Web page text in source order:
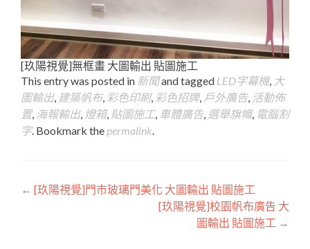
[玖陽視覺]無框畫 大圖輸出 貼圖施工
This entry was posted in 新聞and tagged LED字幕機, 大
圖輸出, 建築帆布, 彩色印刷, 彩色招牌, 戶外廣告, 活動佈
置, 海報輸出, 燈箱, 貼圖施工, 車體廣告, 選舉旗幟, 電腦割
字. Bookmark the permalink.
Post
← [玖陽視覺]門市玻璃門美化 大圖輸出 貼圖施工
[玖陽視覺]校園帆布廣告 大
圖輸出 貼圖施工 →